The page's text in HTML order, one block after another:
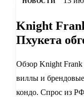
Knight
Пхукета
Обзор Knight Frank
виллы и
кондо. Спрос из